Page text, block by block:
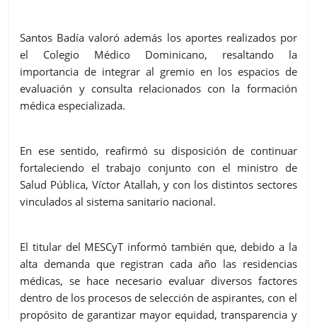
Santos Badía valoró además los aportes realizados por
el Colegio Médico Dominicano, resaltando la
importancia de integrar al gremio en los espacios de
evaluación y consulta relacionados con la formación
médica especializada.
En ese sentido, reafirmó su disposición de continuar
fortaleciendo el trabajo conjunto con el ministro de
Salud Pública, Víctor Atallah, y con los distintos sectores
vinculados al sistema sanitario nacional.
El titular del MESCyT informó también que, debido a la
alta demanda que registran cada año las residencias
médicas, se hace necesario evaluar diversos factores
dentro de los procesos de selección de aspirantes, con el
propósito de garantizar mayor equidad, transparencia y